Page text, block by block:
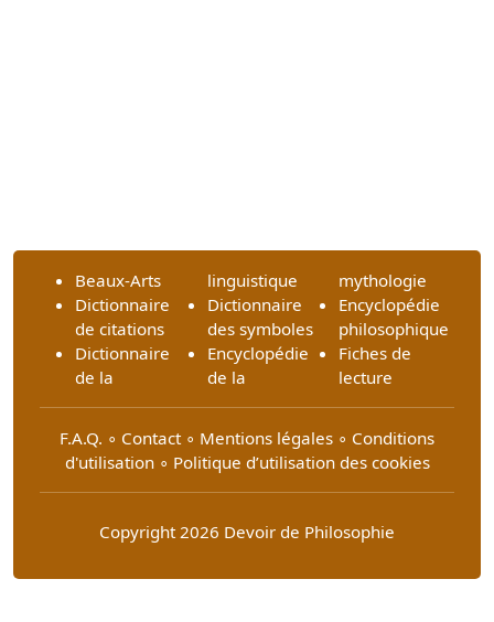
Beaux-Arts
Dictionnaire
de citations
Dictionnaire
de la
linguistique
Dictionnaire
des symboles
Encyclopédie
de la
mythologie
Encyclopédie
philosophique
Fiches de
lecture
F.A.Q. ∘ Contact ∘ Mentions légales ∘ Conditions
d'utilisation∘ Politique d’utilisation des cookies
Copyright 2026 Devoir de Philosophie